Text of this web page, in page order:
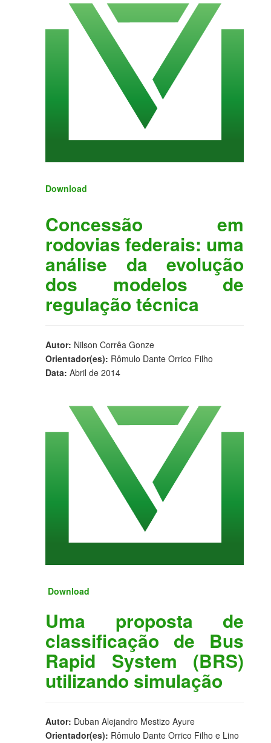
Download
Concessão em
rodovias federais: uma
análise da evolução
dos modelos de
regulação técnica
Autor: Nilson Corrêa Gonze
Orientador(es): Rômulo Dante Orrico Filho
Data: Abril de 2014
Download
Uma proposta de
classificação de Bus
Rapid System (BRS)
utilizando simulação
Autor: Duban Alejandro Mestizo Ayure
Orientador(es): Rômulo Dante Orrico Filho e Lino